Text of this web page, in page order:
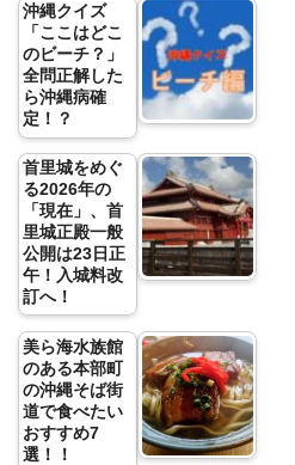
沖縄クイズ
「ここはどこ
のビーチ？」
全問正解した
ら沖縄病確
定！？
首里城をめぐ
る2026年の
「現在」、首
里城正殿一般
公開は23日正
午！入城料改
訂へ！
美ら海水族館
のある本部町
の沖縄そば街
道で食べたい
おすすめ7
選！！